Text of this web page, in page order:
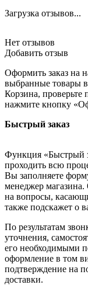
Загрузка отзывов...
Нет отзывов
Добавить отзыв
Оформить заказ на
выбранные товары в
Корзина, проверьте
нажмите кнопку
Быстрый заказ
Функция «Быстрый
проходить всю
Вы заполняете
менеджер магазина.
на вопросы,
также подскажет о
По результатам
уточнения,
его необходимыми
оформление в том
подтверждение на
доставки.